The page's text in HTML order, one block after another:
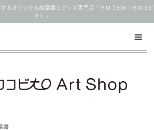
るオリジナル絵葉書とグッズ専門店「ヨロコビto（ヨロコビ
ト）」
書